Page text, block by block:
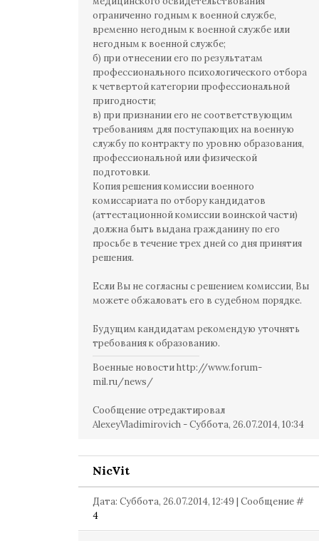
ограниченно годным к военной службе,
временно негодным к военной службе или
негодным к военной службе;
б) при отнесении его по результатам
профессионального психологического отбора
к четвертой категории профессиональной
пригодности;
в) при признании его не соответствующим
требованиям для поступающих на военную
службу по контракту по уровню образования,
профессиональной или физической
подготовки.
Копия решения комиссии военного
комиссариата по отбору кандидатов
(аттестационной комиссии воинской части)
должна быть выдана гражданину по его
просьбе в течение трех дней со дня принятия
решения.
Если Вы не согласны с решением комиссии, Вы
можете обжаловать его в судебном порядке.
Будущим кандидатам рекомендую уточнять
требования к образованию.
Военные новости http://www.forum-
mil.ru/news/
Сообщение отредактировал
AlexeyVladimirovich -Суббота, 26.07.2014, 10:34
NicVit
Дата: Суббота, 26.07.2014, 12:49 | Сообщение #
4